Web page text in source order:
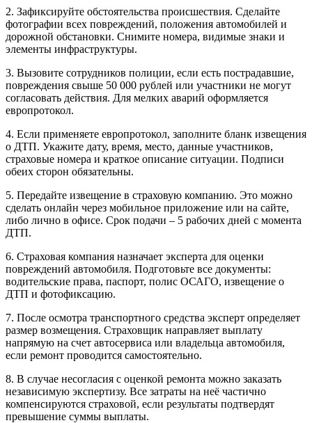
2. Зафиксируйте обстоятельства происшествия. Сделайте
фотографии всех повреждений, положения автомобилей и
дорожной обстановки. Снимите номера, видимые знаки и
элементы инфраструктуры.
3. Вызовите сотрудников полиции, если есть пострадавшие,
повреждения свыше 50 000 рублей или участники не могут
согласовать действия. Для мелких аварий оформляется
европротокол.
4. Если применяете европротокол, заполните бланк извещения
о ДТП. Укажите дату, время, место, данные участников,
страховые номера и краткое описание ситуации. Подписи
обеих сторон обязательны.
5. Передайте извещение в страховую компанию. Это можно
сделать онлайн через мобильное приложение или на сайте,
либо лично в офисе. Срок подачи – 5 рабочих дней с момента
ДТП.
6. Страховая компания назначает эксперта для оценки
повреждений автомобиля. Подготовьте все документы:
водительские права, паспорт, полис ОСАГО, извещение о
ДТП и фотофиксацию.
7. После осмотра транспортного средства эксперт определяет
размер возмещения. Страховщик направляет выплату
напрямую на счет автосервиса или владельца автомобиля,
если ремонт проводится самостоятельно.
8. В случае несогласия с оценкой ремонта можно заказать
независимую экспертизу. Все затраты на неё частично
компенсируются страховой, если результаты подтвердят
превышение суммы выплаты.